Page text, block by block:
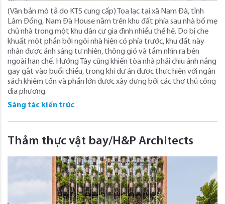
(Văn bản mô tả do KTS cung cấp) Tọa lạc tại xã Nam Đà, tỉnh
Lâm Đồng, Nam Đà House nằm trên khu đất phía sau nhà bố mẹ
chủ nhà trong một khu dân cư gia đình nhiều thế hệ. Do bị che
khuất một phần bởi ngôi nhà hiện có phía trước, khu đất này
nhận được ánh sáng tự nhiên, thông gió và tầm nhìn ra bên
ngoài hạn chế. Hướng Tây cũng khiến tòa nhà phải chịu ánh nắng
gay gắt vào buổi chiều, trong khi dự án được thực hiện với ngân
sách khiêm tốn và phần lớn được xây dựng bởi các thợ thủ công
địa phương.
Sáng tác kiến trúc
Thảm thực vật bay/H&P Architects